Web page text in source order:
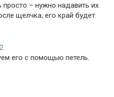
просто – нужно надавить их
щелчка, его край будет
его с помощью петель.